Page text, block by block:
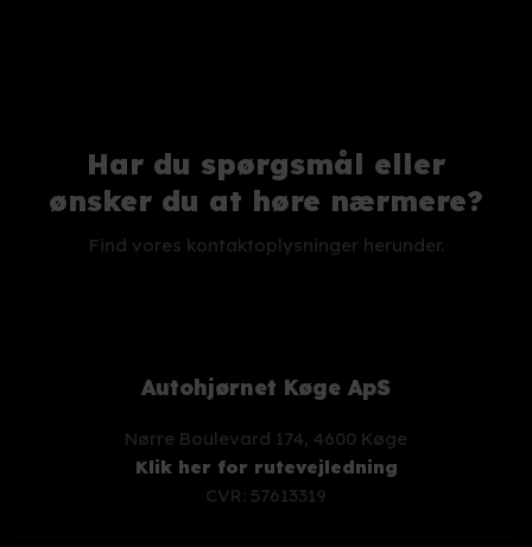
Har du spørgsmål eller
​ønsker du at høre nærmere?
Find vores kontaktoplysninger herunder.
Autohjørnet Køge ApS
Nørre Boulevard 174, 4600 Køge
Klik her for rutevejledning
CVR: 57613319